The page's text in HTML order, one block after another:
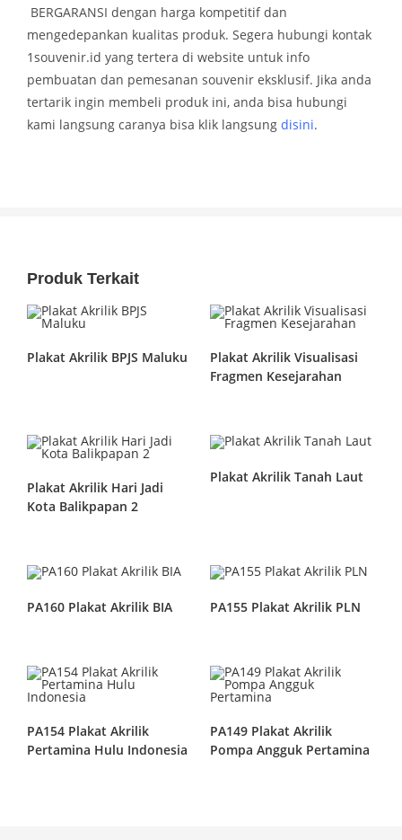
BERGARANSI dengan harga kompetitif dan
mengedepankan kualitas produk. Segera hubungi kontak
1souvenir.id yang tertera di website untuk info
pembuatan dan pemesanan souvenir eksklusif. Jika anda
tertarik ingin membeli produk ini, anda bisa hubungi
kami langsung caranya bisa klik langsung disini.
Produk Terkait
Plakat Akrilik BPJS Maluku
Plakat Akrilik Visualisasi
Fragmen Kesejarahan
Plakat Akrilik Hari Jadi
Kota Balikpapan 2
Plakat Akrilik Tanah Laut
PA160 Plakat Akrilik BIA PA155 Plakat Akrilik PLN
PA154 Plakat Akrilik
Pertamina Hulu Indonesia
PA149 Plakat Akrilik
Pompa Angguk Pertamina